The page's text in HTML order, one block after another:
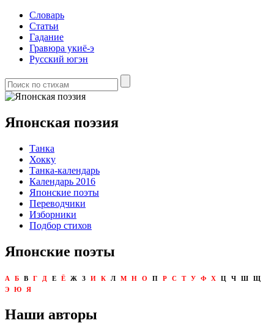
Словарь
Статьи
Гадание
Гравюра укиё-э
Русский югэн
Японская поэзия
Танка
Хокку
Танка-календарь
Календарь 2016
Японские поэты
Переводчики
Изборники
Подбор стихов
Японские поэты
А Б В Г Д Е Ё Ж З И К Л М Н О П Р С Т У Ф Х Ц Ч Ш
Щ
Э
Ю Я
Наши авторы